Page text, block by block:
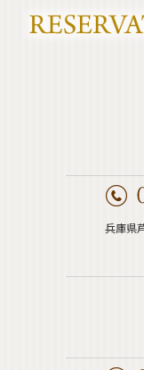
兵庫県